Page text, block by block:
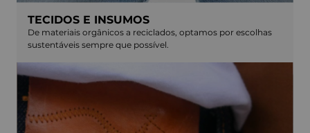
TECIDOS E INSUMOS
De materiais orgânicos a reciclados, optamos por escolhas
sustentáveis sempre que possível.